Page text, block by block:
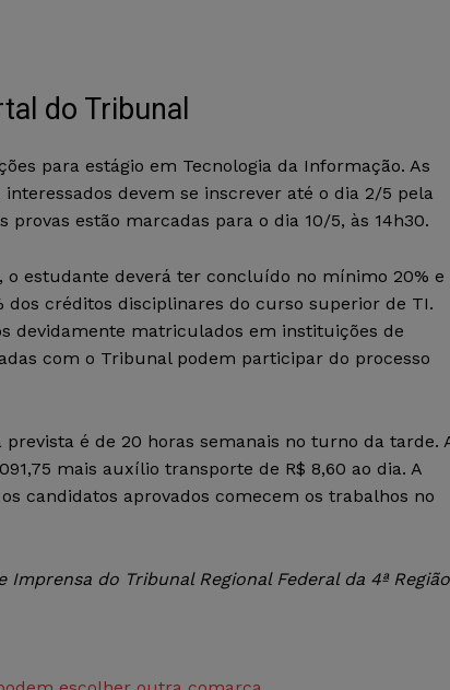
do Tribunal
para estágio em Tecnologia da Informação. As
devem se inscrever até o dia 2/5 pela
estão marcadas para o dia 10/5, às 14h30.
o estudante deverá ter concluído no mínimo 20% e
dos créditos disciplinares do curso superior de TI.
devidamente matriculados em instituições de
com o Tribunal podem participar do processo
prevista é de 20 horas semanais no turno da tarde.
mais auxílio transporte de R$ 8,60 ao dia. A
candidatos aprovados comecem os trabalhos no
do Tribunal Regional Federal da 4ª